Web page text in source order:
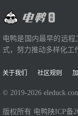
电鸭是国内最早的远程
式，努力推动多样化工
关于我们 社区规则
© 2019-2026
版权所有 电鸭 陕ICP备